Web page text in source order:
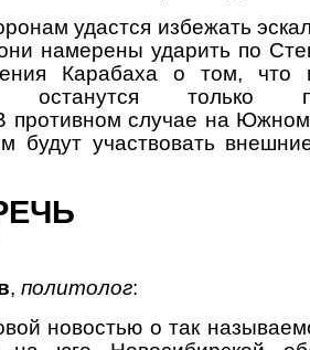
удастся избежать
намерены ударить по
Карабаха о том, что
останутся только
противном случае на Южном
будут участвовать
, политолог:
новостью о так